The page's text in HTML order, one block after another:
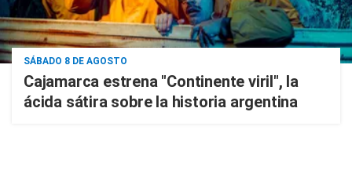
SÁBADO 8 DE AGOSTO
Cajamarca estrena "Continente viril", la
ácida sátira sobre la historia argentina